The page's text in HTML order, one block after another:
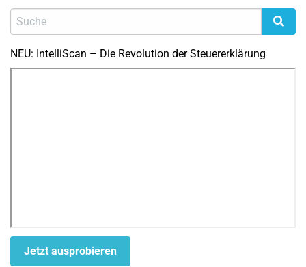
NEU: IntelliScan – Die Revolution der Steuererklärung
Jetzt ausprobieren